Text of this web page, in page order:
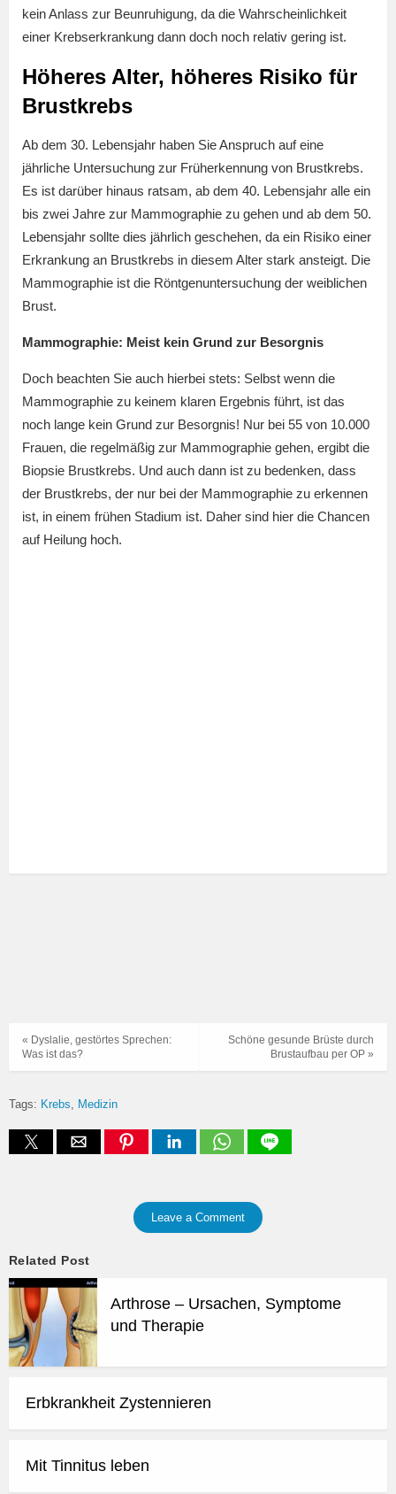
kein Anlass zur Beunruhigung, da die Wahrscheinlichkeit
einer Krebserkrankung dann doch noch relativ gering ist.
Höheres Alter, höheres Risiko für
Brustkrebs
Ab dem 30. Lebensjahr haben Sie Anspruch auf eine
jährliche Untersuchung zur Früherkennung von Brustkrebs.
Es ist darüber hinaus ratsam, ab dem 40. Lebensjahr alle ein
bis zwei Jahre zur Mammographie zu gehen und ab dem 50.
Lebensjahr sollte dies jährlich geschehen, da ein Risiko einer
Erkrankung an Brustkrebs in diesem Alter stark ansteigt. Die
Mammographie ist die Röntgenuntersuchung der weiblichen
Brust.
Mammographie: Meist kein Grund zur Besorgnis
Doch beachten Sie auch hierbei stets: Selbst wenn die
Mammographie zu keinem klaren Ergebnis führt, ist das
noch lange kein Grund zur Besorgnis! Nur bei 55 von 10.000
Frauen, die regelmäßig zur Mammographie gehen, ergibt die
Biopsie Brustkrebs. Und auch dann ist zu bedenken, dass
der Brustkrebs, der nur bei der Mammographie zu erkennen
ist, in einem frühen Stadium ist. Daher sind hier die Chancen
auf Heilung hoch.
Schöne gesunde Brüste durch
Brustaufbau per OP »
« Dyslalie, gestörtes Sprechen:
Was ist das?
Tags: Krebs Medizin
Leave a Comment
Related Post
Arthrose – Ursachen, Symptome
und Therapie
Erbkrankheit Zystennieren
Mit Tinnitus leben